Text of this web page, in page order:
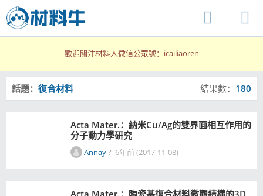
歡迎關注材料人微信公眾號：icailiaoren
話題： 復合材料 結果數： 180
Acta Mater.：納米Cu/Ag的雙界面相互作用的
分子動力學研究
Annay? 6年前 (2017-11-08)
Acta Mater.：陶瓷基復合材料微觀結構的3D